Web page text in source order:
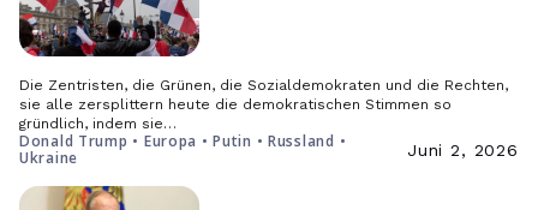
Die Zentristen, die Grünen, die Sozialdemokraten und die Rechten,
sie alle zersplittern heute die demokratischen Stimmen so
gründlich, indem sie…
Donald Trump • Europa • Putin • Russland •
Ukraine
Juni 2, 2026